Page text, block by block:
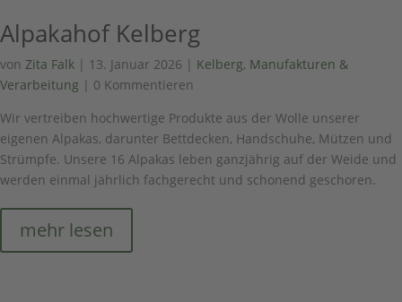
Alpakahof Kelberg
von Zita Falk | 13. Januar 2026 | Kelberg, Manufakturen &
Verarbeitung | 0 Kommentieren
Wir vertreiben hochwertige Produkte aus der Wolle unserer
eigenen Alpakas, darunter Bettdecken, Handschuhe, Mützen und
Strümpfe. Unsere 16 Alpakas leben ganzjährig auf der Weide und
werden einmal jährlich fachgerecht und schonend geschoren.
mehr lesen